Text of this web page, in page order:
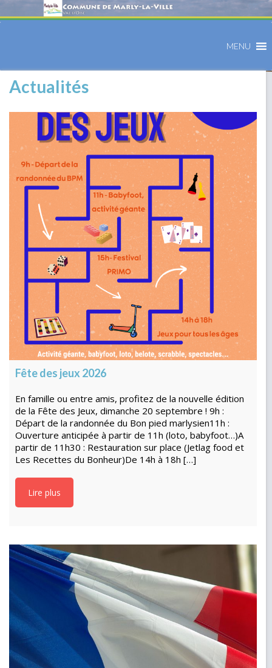
MENU
Actualités
Fête des jeux 2026
En famille ou entre amis, profitez de la nouvelle édition
de la Fête des Jeux, dimanche 20 septembre ! 9h :
Départ de la randonnée du Bon pied marlysien11h :
Ouverture anticipée à partir de 11h (loto, babyfoot…)A
partir de 11h30 : Restauration sur place (Jetlag food et
Les Recettes du Bonheur)De 14h à 18h […]
Lire plus